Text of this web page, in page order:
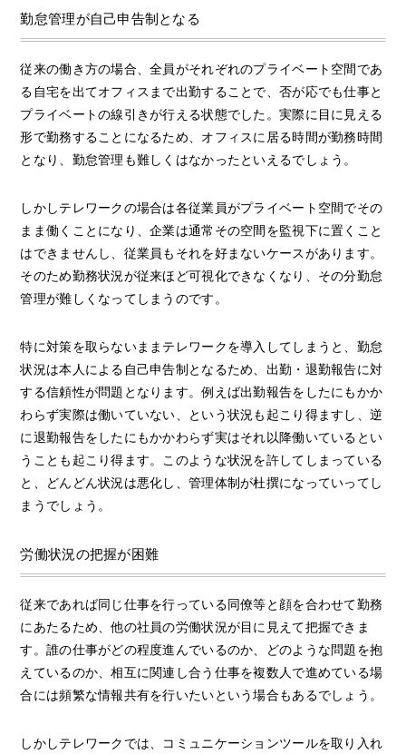
勤怠管理が自己申告制となる
従来の働き方の場合、全員がそれぞれのプライベート空間であ
る自宅を出てオフィスまで出勤することで、否が応でも仕事と
プライベートの線引きが行える状態でした。実際に目に見える
形で勤務することになるため、オフィスに居る時間が勤務時間
となり、勤怠管理も難しくはなかったといえるでしょう。
しかしテレワークの場合は各従業員がプライベート空間でその
まま働くことになり、企業は通常その空間を監視下に置くこと
はできませんし、従業員もそれを好まないケースがあります。
そのため勤務状況が従来ほど可視化できなくなり、その分勤怠
管理が難しくなってしまうのです。
特に対策を取らないままテレワークを導入してしまうと、勤怠
状況は本人による自己申告制となるため、出勤・退勤報告に対
する信頼性が問題となります。例えば出勤報告をしたにもかか
わらず実際は働いていない、という状況も起こり得ますし、逆
に退勤報告をしたにもかかわらず実はそれ以降働いているとい
うことも起こり得ます。このような状況を許してしまっている
と、どんどん状況は悪化し、管理体制が杜撰になっていってし
まうでしょう。
労働状況の把握が困難
従来であれば同じ仕事を行っている同僚等と顔を合わせて勤務
にあたるため、他の社員の労働状況が目に見えて把握できま
す。誰の仕事がどの程度進んでいるのか、どのような問題を抱
えているのか、相互に関連し合う仕事を複数人で進めている場
合には頻繁な情報共有を行いたいという場合もあるでしょう。
しかしテレワークでは、コミュニケーションツールを取り入れ